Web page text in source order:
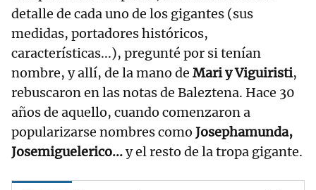
detalle de cada uno de los gigantes (sus
medidas, portadores históricos,
características...), pregunté por si tenían
nombre, y allí, de la mano de Mari y Viguiristi,
rebuscaron en las notas de Baleztena. Hace 30
años de aquello, cuando comenzaron a
popularizarse nombres como Josephamunda,
Josemiguelerico...y el resto de la tropa gigante.